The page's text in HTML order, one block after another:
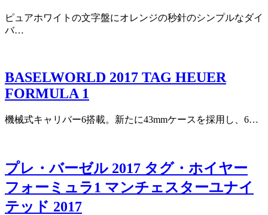
ピュアホワイトの文字盤にオレンジの秒針のシンプルなダイ
バ…
BASELWORLD 2017 TAG HEUER
FORMULA 1
機械式キャリバー6搭載。新たに43mmケースを採用し、6…
プレ・バーゼル 2017 タグ・ホイヤー
フォーミュラ1 マンチェスターユナイ
テッド 2017